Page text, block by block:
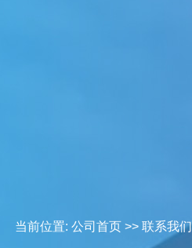
当前位置: 公司首页 >> 联系我们